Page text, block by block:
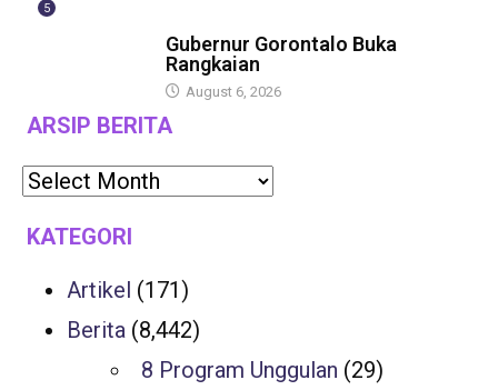
5
Gubernur Gorontalo Buka
Rangkaian
August 6, 2026
ARSIP BERITA
KATEGORI
Artikel (171)
Berita (8,442)
8 Program Unggulan (29)